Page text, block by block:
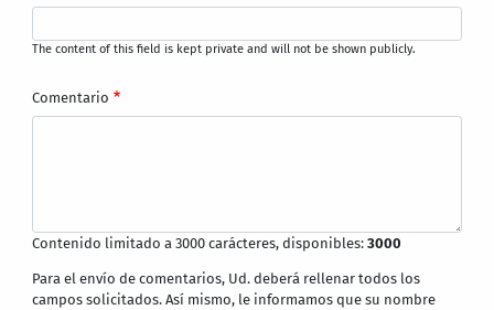
The content of this field is kept private and will not be shown publicly.
Comentario
Contenido limitado a 3000 carácteres, disponibles:3000
Para el envío de comentarios, Ud. deberá rellenar todos los
campos solicitados. Así mismo, le informamos que su nombre